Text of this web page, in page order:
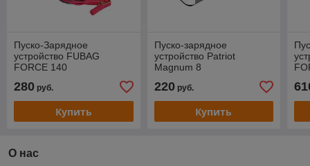
Пуско-Зарядное
устройство FUBAG
FORCE 140
280 руб.
Купить
Пуско-зарядное
устройство Patriot
Magnum 8
220руб.
Купить
О нас